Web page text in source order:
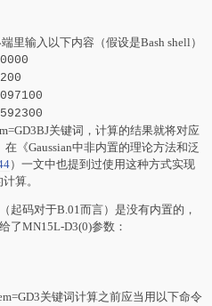
里输入以下内容（假设是Bash shell）
关键词，计算的结果就将对应
《Gaussian中非内置的理论方法和泛
）一文中也提到过使用这种方式实现
算。
起码对于B.01而言）是没有内置的，
了MN15L-D3(0)参数：
关键词计算之前应当用以下命令